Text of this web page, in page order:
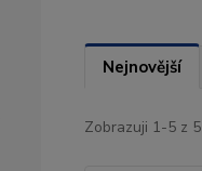
Nejnovější
Zobrazuji 1-5 z 5